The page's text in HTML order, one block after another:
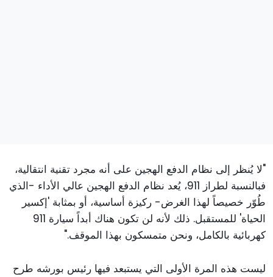
"لا يُنظر إلى نظام الدفع الهجين على أنه مجرد تقنية انتقالية،
فبالنسبة لطراز 911، يُعد نظام الدفع الهجين عالي الأداء -الذي
طُوّر خصيصاً لهذا الغرض- ركيزة أساسية، أو بمثابة 'إكسير
الحياة' للمستقبل. ذلك لأنه لن تكون هناك أبداً سيارة 911
كهربائية بالكامل، ونحن متمسكون بهذا الموقف."
ليست هذه المرة الأولى التي يستبعد فيها رئيس بورشه طرح